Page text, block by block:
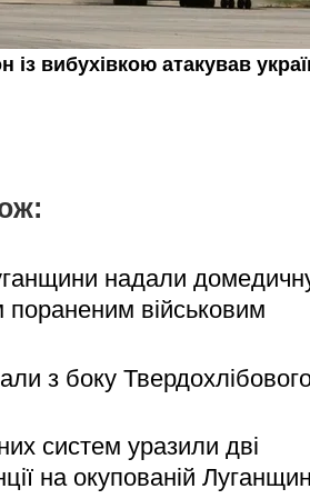
надали
військовим
з боку
систем уразили дві
на окупованій